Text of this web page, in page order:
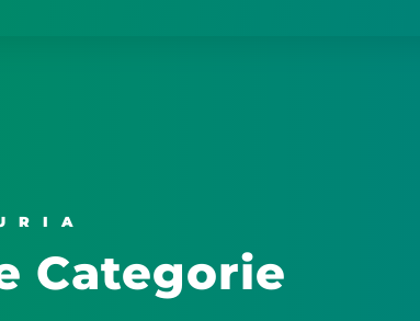
Categorie